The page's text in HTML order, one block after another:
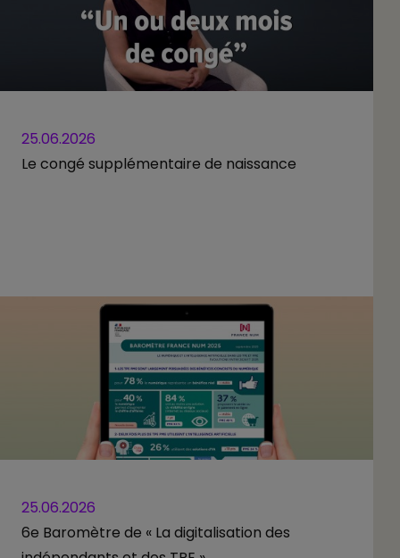
25.06.2026
Le congé supplémentaire de naissance
25.06.2026
6e Baromètre de « La digitalisation des